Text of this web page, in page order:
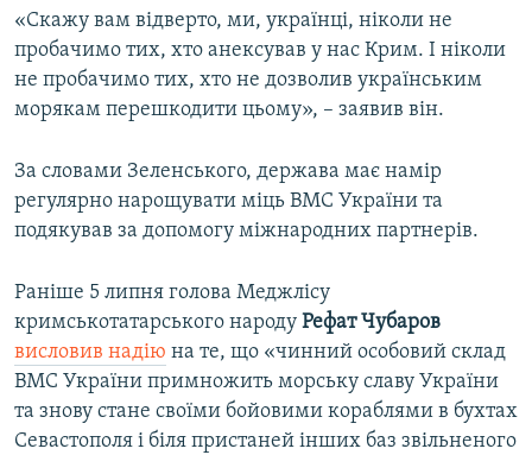
«Скажу вам відверто, ми, українці, ніколи не
пробачимо тих, хто анексував у нас Крим. І ніколи
не пробачимо тих, хто не дозволив українським
морякам перешкодити цьому», – заявив він.
За словами Зеленського, держава має намір
регулярно нарощувати міць ВМС України та
подякував за допомогу міжнародних партнерів.
Раніше 5 липня голова Меджлісу
кримськотатарського народу Рефат Чубаров
висловив надію на те, що «чинний особовий склад
ВМС України примножить морську славу України
та знову стане своїми бойовими кораблями в бухтах
Севастополя і біля пристаней інших баз звільненого